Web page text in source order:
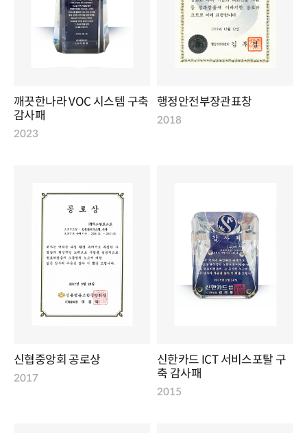
깨끗한나라 VOC 시스템 구축
감사패
2023
행정안전부장관표창
2018
신협중앙회 공로상
2017
신한카드 ICT 서비스포탈 구
축 감사패
2015